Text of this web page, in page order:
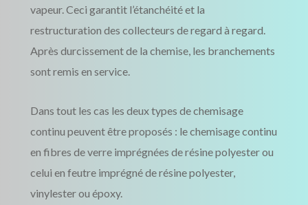
vapeur. Ceci garantit l’étanchéité et la
restructuration des collecteurs de regard à regard.
Après durcissement de la chemise, les branchements
sont remis en service.
Dans tout les cas les deux types de chemisage
continu peuvent être proposés : le chemisage continu
en fibres de verre imprégnées de résine polyester ou
celui en feutre imprégné de résine polyester,
vinylester ou époxy.